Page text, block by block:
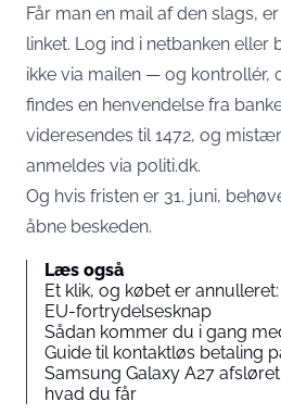
Får man en mail af den slags,
linket. Log ind i netbanken
ikke via mailen — og kontrollér,
findes en henvendelse fra
videresendes til 1472, og
anmeldes via politi.dk.
Og hvis fristen er 31. juni,
åbne beskeden.
Læs også
Et klik, og købet er
EU-fortrydelsesknap
Sådan kommer du i gang
Guide til kontaktløs betaling
Samsung Galaxy A27
hvad du får